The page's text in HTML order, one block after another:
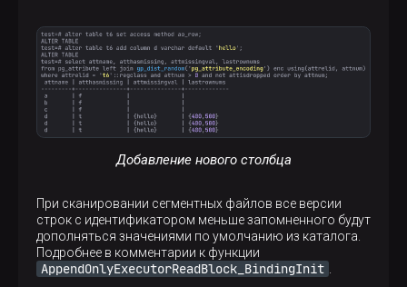
Добавление нового столбца
При сканировании сегментных файлов все версии
строк с идентификатором меньше запомненного будут
дополняться значениями по умолчанию из каталога.
Подробнее в комментарии к функции
AppendOnlyExecutorReadBlock_BindingInit .